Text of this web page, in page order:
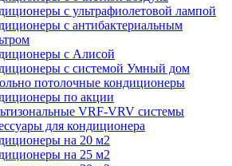
с ультрафиолетовой лампой
с антибактериальным
с Алисой
с системой Умный дом
потолочные кондиционеры
по акции
VRF-VRV системы
для кондиционера
на 20 м2
на 25 м2